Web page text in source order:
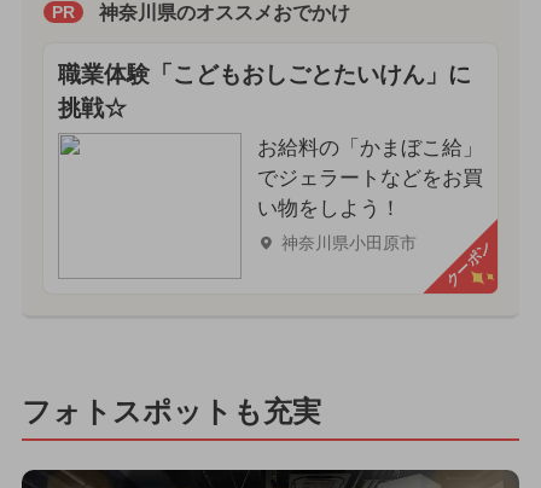
PR 神奈川県のオススメおでかけ
職業体験「こどもおしごとたいけん」に
挑戦☆
お給料の「かまぼこ給」
でジェラートなどをお買
い物をしよう！
神奈川県小田原市 クーポン
フォトスポットも充実